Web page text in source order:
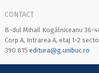
CONTACT
B-dul Mihail Kogălniceanu 36-
Corp A, Intrarea A, etaj 1-2
390 815 editura@g.unibuc.ro